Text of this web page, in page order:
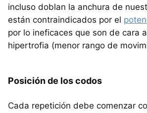
incluso doblan la anchura de
están contraindicados por el
por lo ineficaces que son de cara
hipertrofia (menor rango de
Posición de los codos
Cada repetición debe comenzar